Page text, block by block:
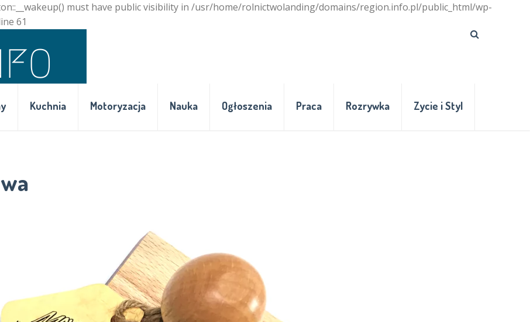
must have public visibility in /usr/home/rolnictwolanding/domains/region.info.pl/public_html/wp-
61
Kuchnia Motoryzacja Nauka Ogłoszenia Praca Rozrywka Zycie i Styl